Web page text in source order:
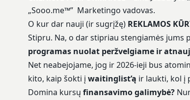
„Sooo.me™” Marketingo vadovas.
O kur dar nauji (ir sugrįžę) REKLAMOS
Stipru. Na, o dar stipriau stengiamės
programas nuolat peržvelgiame ir
Net neabejojame, jog ir 2026-ieji bus
kito, kaip šokti į waitinglist’ą ir laukti, kol į
Domina kursų finansavimo galimybė?